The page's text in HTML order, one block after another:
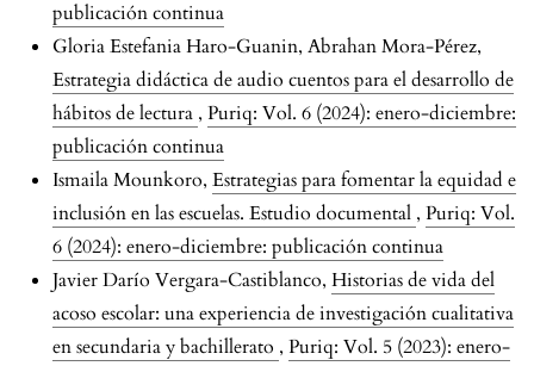
publicación continua
Gloria Estefania Haro-Guanin, Abrahan Mora-Pérez,
Estrategia didáctica de audio cuentos para el desarrollo de
hábitos de lectura , Puriq: Vol. 6 (2024): enero-diciembre:
publicación continua
Ismaila Mounkoro, Estrategias para fomentar la equidad e
inclusión en las escuelas. Estudio documental , Puriq: Vol.
6 (2024): enero-diciembre: publicación continua
Javier Darío Vergara-Castiblanco, Historias de vida del
acoso escolar: una experiencia de investigación cualitativa
en secundaria y bachillerato , Puriq: Vol. 5 (2023): enero-